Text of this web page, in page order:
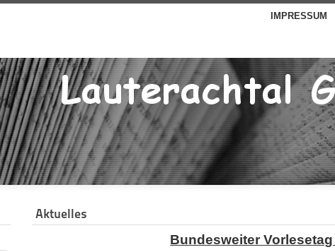
IMPRESSUM
Aktuelles
Bundesweiter Vorlesetag